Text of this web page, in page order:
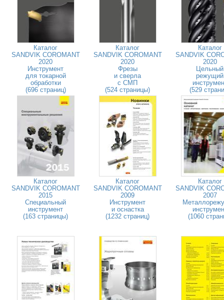
Каталог
SANDVIK COROMANT
2020
Инструмент
для токарной
обработки
(696 страниц)
Каталог
SANDVIK COROMANT
2020
Фрезы
и сверла
с СМП
(524 страницы)
Каталог
SANDVIK
2020
Цельный
режущий
(529
Каталог
SANDVIK COROMANT
2015
Специальный
инструмент
(163 страницы)
Каталог
SANDVIK COROMANT
2009
Инструмент
и оснастка
(1232 страниц)
Каталог
SANDVIK
2007
(1060